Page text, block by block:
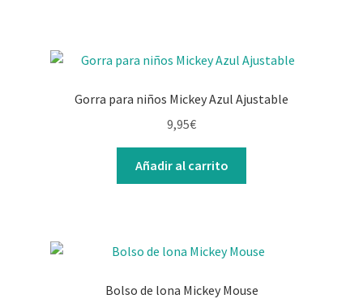
Gorra para niños Mickey Azul Ajustable
9,95€
Añadir al carrito
Bolso de lona Mickey Mouse